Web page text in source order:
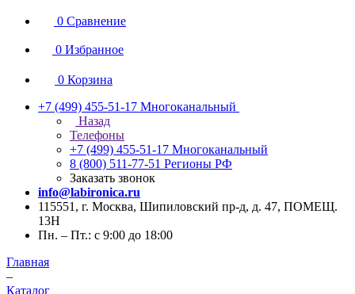
0 Сравнение
0 Избранное
0 Корзина
+7 (499) 455-51-17 Многоканальный
Назад
Телефоны
+7 (499) 455-51-17 Многоканальный
8 (800) 511-77-51 Регионы РФ
Заказать звонок
info@labironica.ru
115551, г. Москва, Шипиловский пр-д, д. 47, ПОМЕЩ.
13Н
Пн. – Пт.: с 9:00 до 18:00
Главная
–
Каталог